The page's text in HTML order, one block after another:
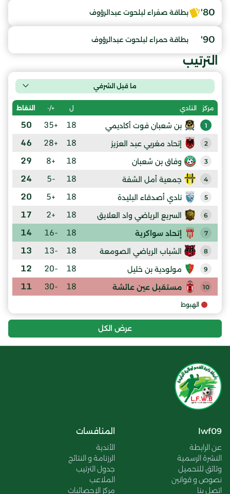
80' بطاقة صفراء لبلحوت عبدالرؤوف
90' بطاقة حمراء لبلحوت عبدالرؤوف
الترتيب
ما قبل الشرفي
مركز النادي ل +/- النقاط
1 بن شعبان فوت أكاديمي 18
+35
50
2 إتحاد مغربي عبد العزيز 18
+28
46
3 وفاق بن شعبان 18
+8
29
4 جمعية أمل الشفة 18
-5
24
5 نادي أصدقاء البليدة 18
+5
20
6 السريع الرياضي واد العلايق 18
+2
17
7 إتحاد سواكرية 18
-16
14
8 الشباب الرياضي الصومعة 18
-13
13
9 مولودية بن خليل 18
-20
12
10 مستقبل عين عائشة 18
-30
11
الهبوط
عرض الكل
lwf09
عن الرابطة
النشرة الرسمية
وثائق للتحميل
نصوص و قوانين
اتصل بنا
المنافسات
الأندية
الرزنامة و النتائج
جدول الترتيب
الملاعب
مركز الإحصائيات